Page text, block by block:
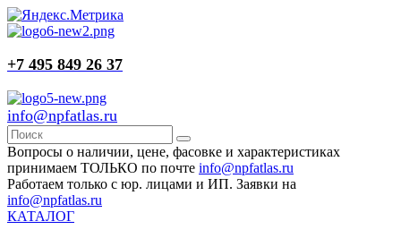
+7 495 849 26 37
info@npfatlas.ru
Вопросы о наличии, цене, фасовке и характеристиках
принимаем ТОЛЬКО по почте info@npfatlas.ru
Работаем только с юр. лицами и ИП. Заявки на
info@npfatlas.ru
КАТАЛОГ